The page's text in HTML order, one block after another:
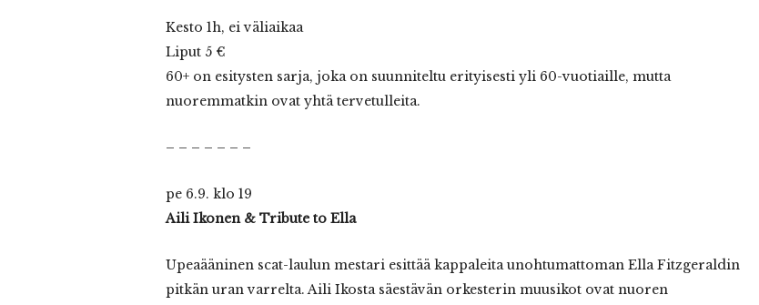
Kesto 1h, ei väliaikaa
Liput 5 €
60+ on esitysten sarja, joka on suunniteltu erityisesti yli 60-vuotiaille, mutta
nuoremmatkin ovat yhtä tervetulleita.
– – – – – – –
pe 6.9. klo 19
Aili Ikonen & Tribute to Ella
Upeaääninen scat-laulun mestari esittää kappaleita unohtumattoman Ella Fitzgeraldin
pitkän uran varrelta. Aili Ikosta säestävän orkesterin muusikot ovat nuoren